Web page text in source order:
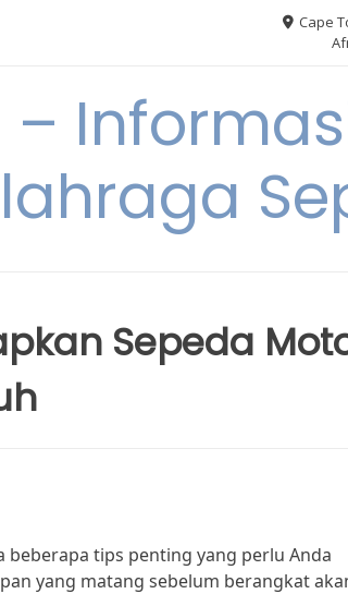
Cape
–
Sepeda
beberapa tips penting yang perlu Anda
yang matang sebelum berangkat